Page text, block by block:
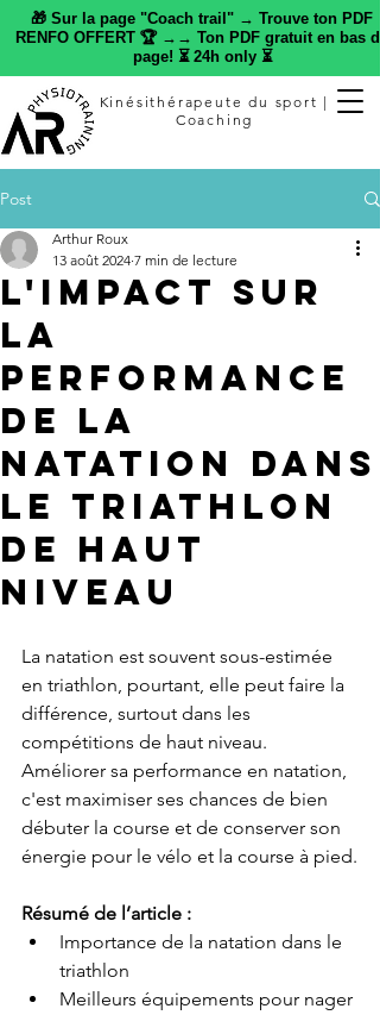
🎁 Sur la page "Coach trail" → Trouve ton PDF
RENFO OFFERT 🏆 →→ Ton PDF gratuit en bas de
page! ⏳ 24h only ⏳
Kinésithérapeute du sport |
Coaching
Post
L'impact sur
la
performance
de la
natation dans
le triathlon
de haut
niveau
Arthur Roux
13 août 2024 7 min de lecture
La natation est souvent sous-estimée
en triathlon, pourtant, elle peut faire la
différence, surtout dans les
compétitions de haut niveau.
Améliorer sa performance en natation,
c'est maximiser ses chances de bien
débuter la course et de conserver son
énergie pour le vélo et la course à pied.
Résumé de l’article :
Importance de la natation dans le
triathlon
Meilleurs équipements pour nager